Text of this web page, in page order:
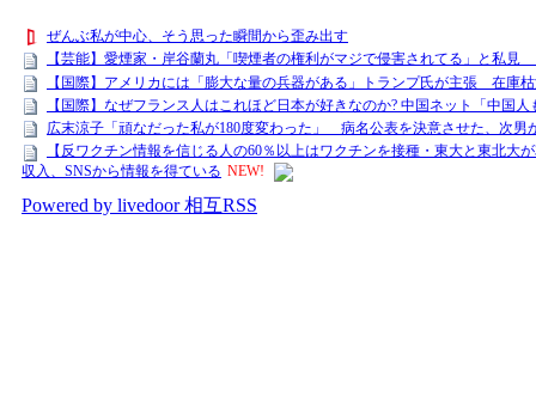
ぜんぶ私が中心、そう思った瞬間から歪み出す
【芸能】愛煙家・岸谷蘭丸「喫煙者の権利がマジで侵害されてる」と私
【国際】アメリカには「膨大な量の兵器がある」トランプ氏が主張 在庫
【国際】なぜフランス人はこれほど日本が好きなのか? 中国ネット「中国
広末涼子「頑なだった私が180度変わった」 病名公表を決意させた、次男
【反ワクチン情報を信じる人の60％以上はワクチンを接種・東大と東北
収入、SNSから情報を得ている NEW!
Powered by livedoor 相互RSS